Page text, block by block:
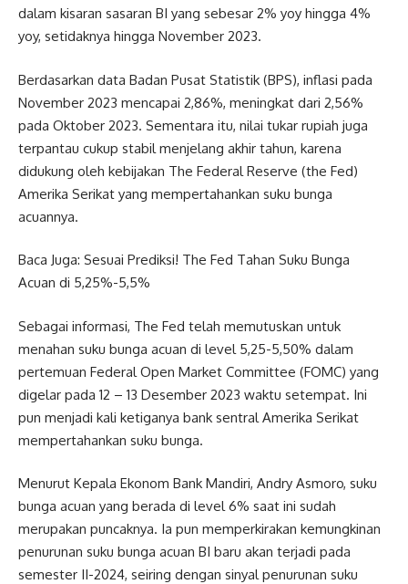
dalam kisaran sasaran BI yang sebesar 2% yoy hingga 4%
yoy, setidaknya hingga November 2023.
Berdasarkan data Badan Pusat Statistik (BPS), inflasi pada
November 2023 mencapai 2,86%, meningkat dari 2,56%
pada Oktober 2023. Sementara itu, nilai tukar rupiah juga
terpantau cukup stabil menjelang akhir tahun, karena
didukung oleh kebijakan The Federal Reserve (the Fed)
Amerika Serikat yang mempertahankan suku bunga
acuannya.
Baca Juga: Sesuai Prediksi! The Fed Tahan Suku Bunga
Acuan di 5,25%-5,5%
Sebagai informasi, The Fed telah memutuskan untuk
menahan suku bunga acuan di level 5,25-5,50% dalam
pertemuan Federal Open Market Committee (FOMC) yang
digelar pada 12 – 13 Desember 2023 waktu setempat. Ini
pun menjadi kali ketiganya bank sentral Amerika Serikat
mempertahankan suku bunga.
Menurut Kepala Ekonom Bank Mandiri, Andry Asmoro, suku
bunga acuan yang berada di level 6% saat ini sudah
merupakan puncaknya. Ia pun memperkirakan kemungkinan
penurunan suku bunga acuan BI baru akan terjadi pada
semester II-2024, seiring dengan sinyal penurunan suku